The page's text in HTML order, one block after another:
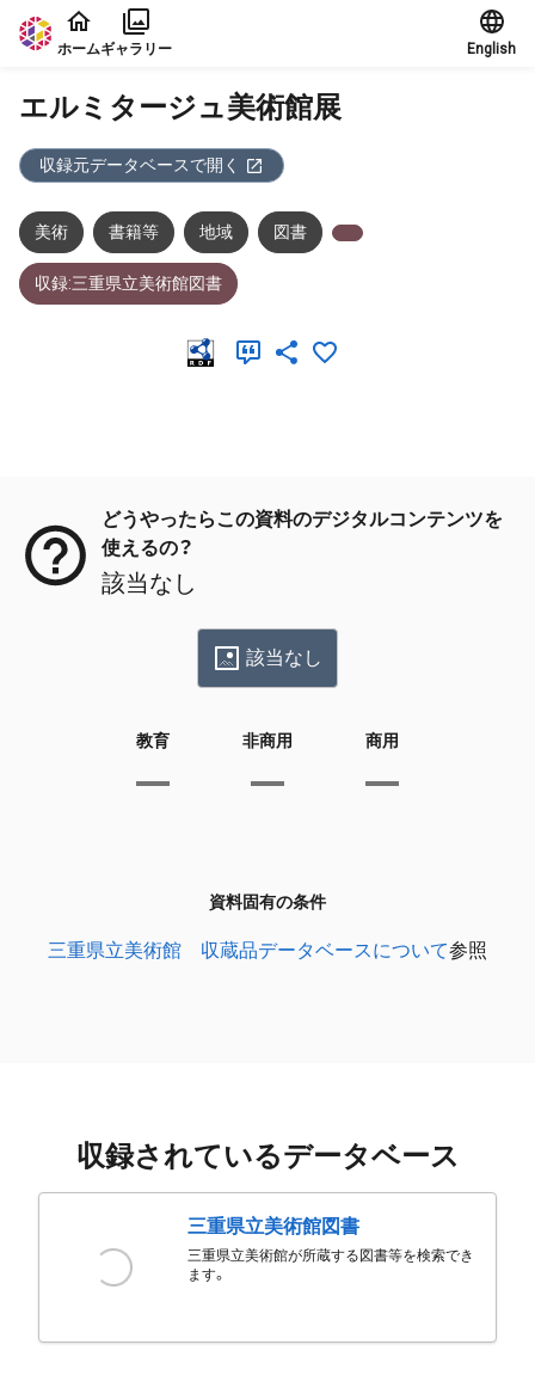
本文に飛ぶ
ホームギャラリー English
エルミタージュ美術館展
収録元データベースで開く
美術 書籍等 地域 図書
収録:三重県立美術館図書
どうやったらこの資料のデジタルコンテンツを
使えるの？
該当なし
該当なし
教育 非商用 商用
資料固有の条件
三重県立美術館 収蔵品データベースについて参照
収録されているデータベース
三重県立美術館図書
三重県立美術館が所蔵する図書等を検索でき
ます。